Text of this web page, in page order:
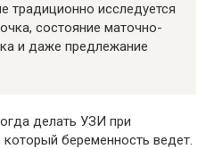
традиционно исследуется
состояние маточно-
и даже предлежание
делать УЗИ при
беременность ведет.